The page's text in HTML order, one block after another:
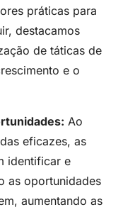
práticas para
destacamos
de táticas de
e o
Ao
eficazes, as
identificar e
as oportunidades
aumentando as